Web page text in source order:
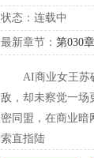
状态：连载中
最新章节： 第030
AI商业女王苏
敌，却未察觉一场
密同盟，在商业暗
索直指陆